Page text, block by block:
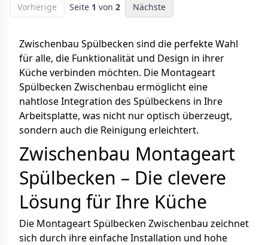
Vorherige
Seite 1 von 2 Nächste
Zwischenbau Spülbecken sind die perfekte Wahl
für alle, die Funktionalität und Design in ihrer
Küche verbinden möchten. Die Montageart
Spülbecken Zwischenbau ermöglicht eine
nahtlose Integration des Spülbeckens in Ihre
Arbeitsplatte, was nicht nur optisch überzeugt,
sondern auch die Reinigung erleichtert.
Zwischenbau Montageart
Spülbecken – Die clevere
Lösung für Ihre Küche
Die Montageart Spülbecken Zwischenbau zeichnet
sich durch ihre einfache Installation und hohe